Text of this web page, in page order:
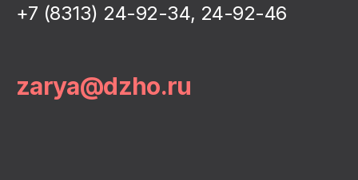
+7 (8313) 24-92-34, 24-92-46
zarya@dzho.ru